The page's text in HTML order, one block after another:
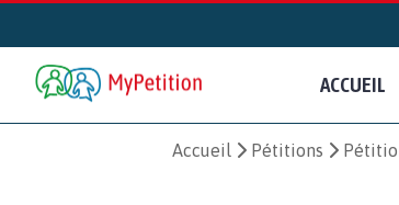
ACCUEIL
Accueil Pétitions